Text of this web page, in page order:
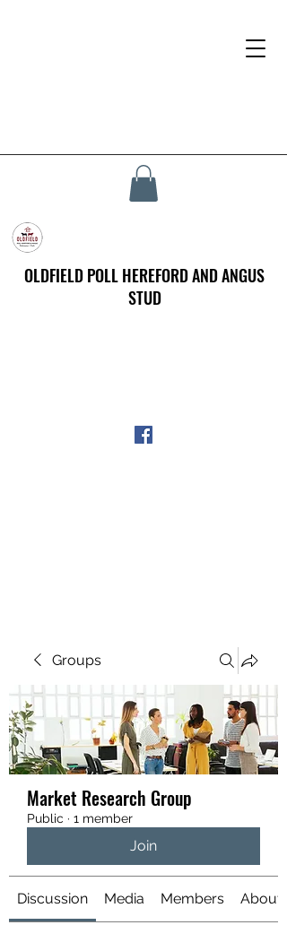
OLDFIELD POLL HEREFORD AND ANGUS
STUD
Groups
Market Research Group
Public · 1 member
Join
Discussion Media Members About